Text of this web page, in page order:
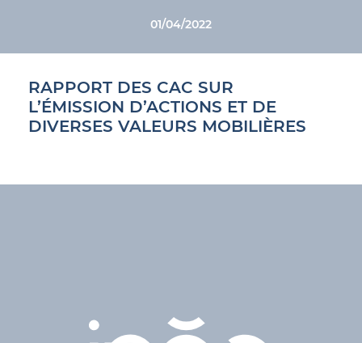
01/04/2022
RAPPORT DES CAC SUR
L’ÉMISSION D’ACTIONS ET DE
DIVERSES VALEURS MOBILIÈRES